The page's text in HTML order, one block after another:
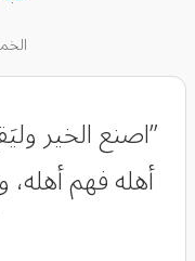
الخميس،
‏”اصنع الخير
أهله فهم